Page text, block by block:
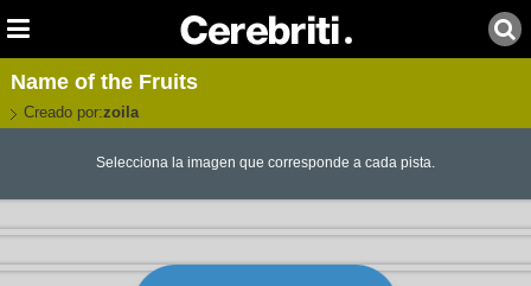
Name of the Fruits
Creado por:zoila
Selecciona la imagen que corresponde a cada pista.